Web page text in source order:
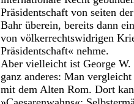
Präsidentschaft von seiten
Bahr überein, bereits dann
von völkerrechtswidrigen
Präsidentschaft« nehme.
Aber vielleicht ist George W.
ganz anderes: Man
mit dem Alten Rom. Dort